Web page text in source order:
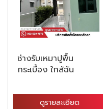
ช่างรับเหมาปูพื้น
กระเบื้อง ใกล้ฉัน
ดูรายละเอียด